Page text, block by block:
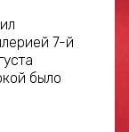
7-й
было